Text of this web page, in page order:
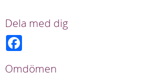
Dela med dig
b
Omdömen